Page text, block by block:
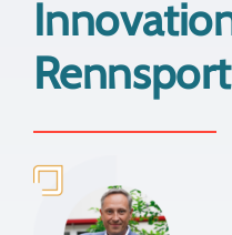
Rennsport